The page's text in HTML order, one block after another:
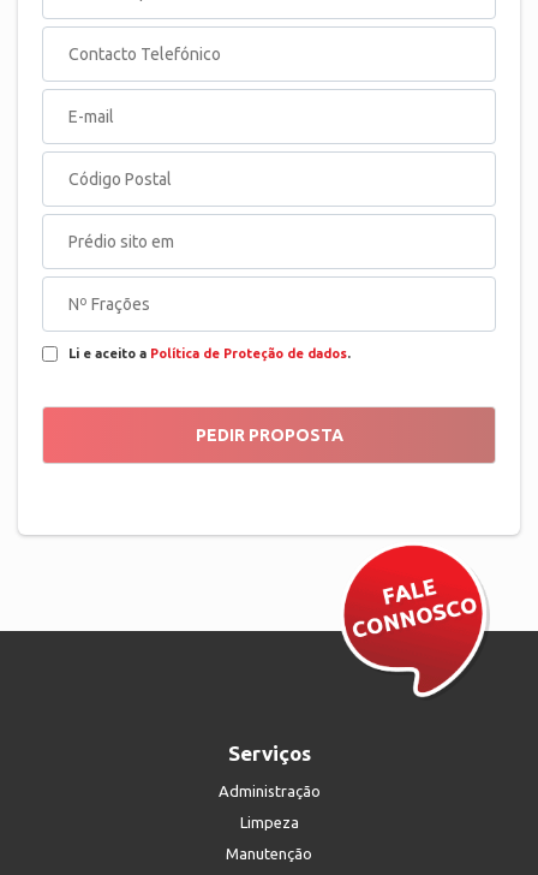
Li e aceito a Política de Proteção de dados.
Serviços
Administração
Limpeza
Manutenção